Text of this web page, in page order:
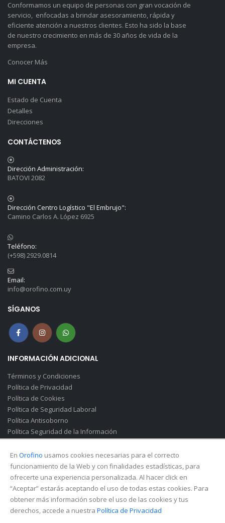
Conformamos un equipo de personas con gran vocación de
servicio, enfocadas a brindar asesoramiento, rápida y
eficiente atención a nuestros clientes. Esto ha sido la base
de nuestro crecimiento en más de 30 años de vida de la
empresa.
Conocer Más
MI CUENTA
Estado de Cuenta
Detalles
Direcciones
CONTÁCTENOS
Dirección Administración:
BATOVI 2082
Dirección Centro Logístico "El Embrujo":
Camino Carlos A. López 6925
Teléfono:
(+598) 2929.0814
Email:
info@orofino.com.uy
SÍGANOS
INFORMACIÓN ADICIONAL
Términos y Condiciones
Política de Privacidad
Política de Cookies
Política de Seguridad Laboral
Política Antisoborno
Política Seguridad de la Información
En Orofino usamos cookies necesarias para el correcto
funcionamiento de la Web y con finalidades estadísticas, para
ofrecerte una experiencia personalizada. Al hacer click en
“Aceptar” estarás aceptando el uso de todas estas cookies. Para
obtener más información sobre el uso de las cookies y tus
derechos, accede a nuestra Política de Privacidad